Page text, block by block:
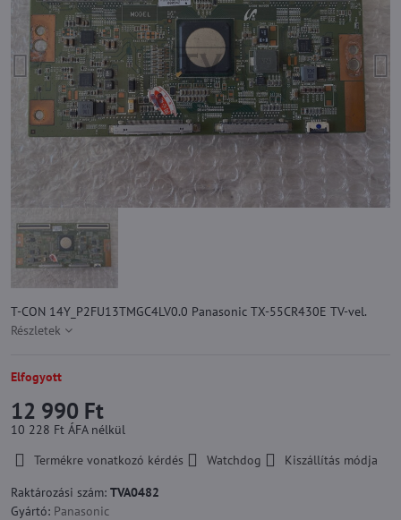
T-CON 14Y_P2FU13TMGC4LV0.0 Panasonic TX-55CR430E TV-vel.
Részletek
Elfogyott
12 990 Ft
10 228 Ft ÁFA nélkül
Termékre vonatkozó kérdés
Watchdog
Kiszállítás módja
Raktározási szám: TVA0482
Gyártó: Panasonic